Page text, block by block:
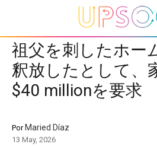
祖父を刺したホー
釈放したとして、
$40 millionを要求
Por Maried Díaz
13 May, 2026